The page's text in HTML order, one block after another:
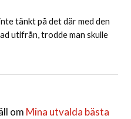
tänkt på det där med den
utifrån, trodde man skulle
om Mina utvalda bästa